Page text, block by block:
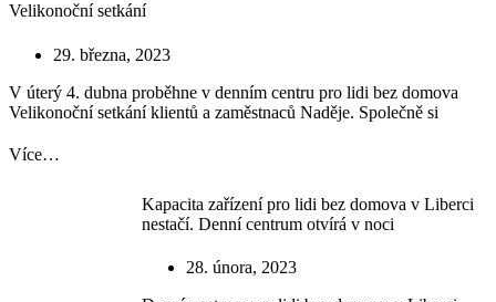
Velikonoční setkání
29. března, 2023
V úterý 4. dubna proběhne v denním centru pro lidi bez domova
Velikonoční setkání klientů a zaměstnaců Naděje. Společně si
Více…
Kapacita zařízení pro lidi bez domova v Liberci
nestačí. Denní centrum otvírá v noci
28. února, 2023